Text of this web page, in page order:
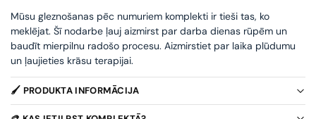
Mūsu gleznošanas pēc numuriem komplekti ir tieši tas, ko
meklējat. Šī nodarbe ļauj aizmirst par darba dienas rūpēm un
baudīt mierpilnu radošo procesu. Aizmirstiet par laika plūdumu
un ļaujieties krāsu terapijai.
🖌️ PRODUKTA INFORMĀCIJA